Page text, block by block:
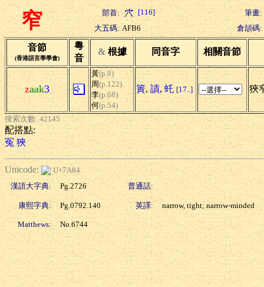
窄 部首: [116]
筆畫:
大五碼: AFB6 倉頡碼:
音節
(香港語言學學會)
粵
音
& 根據 同音字 相關音節
zaak3
黃(p.8)
周(p.122)
李(p.68)
何(p.54)
簀, 謮, 虴 [17..] 狹
搜索次數: 42145
配搭點:
冤 狹
Unicode:
U+7A84
漢語大字典:
Pg.2726 普通話:
康熙字典: Pg.0792.140 英譯: narrow, tight; narrow-minded
Matthews: No.6744